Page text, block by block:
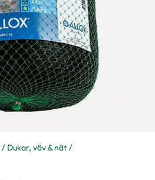
Dukar, väv & nät